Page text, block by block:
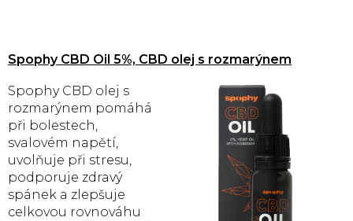
Spophy CBD Oil 5%, CBD olej s rozmarýnem
Spophy CBD olej s
rozmarýnem pomáhá
při bolestech,
svalovém napětí,
uvolňuje při stresu,
podporuje zdravý
spánek a zlepšuje
celkovou rovnováhu